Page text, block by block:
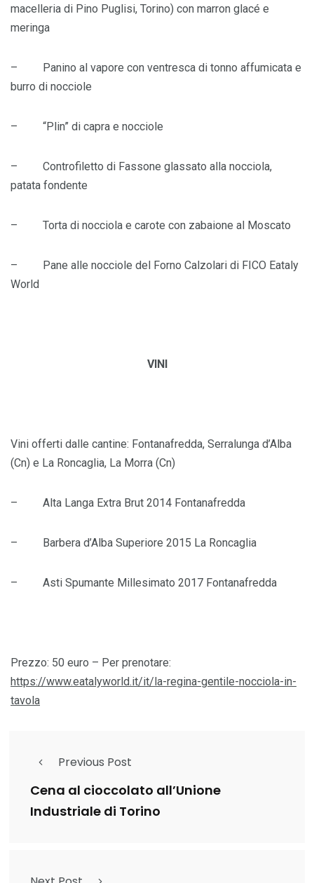
macelleria di Pino Puglisi, Torino) con marron glacé e
meringa
– Panino al vapore con ventresca di tonno affumicata e
burro di nocciole
– “Plin” di capra e nocciole
– Controfiletto di Fassone glassato alla nocciola,
patata fondente
– Torta di nocciola e carote con zabaione al Moscato
– Pane alle nocciole del Forno Calzolari di FICO Eataly
World
VINI
Vini offerti dalle cantine: Fontanafredda, Serralunga d’Alba
(Cn) e La Roncaglia, La Morra (Cn)
– Alta Langa Extra Brut 2014 Fontanafredda
– Barbera d’Alba Superiore 2015 La Roncaglia
– Asti Spumante Millesimato 2017 Fontanafredda
Prezzo: 50 euro – Per prenotare:
https://www.eatalyworld.it/it/la-regina-gentile-nocciola-in-
tavola
Previous Post
Cena al cioccolato all’Unione
Industriale di Torino